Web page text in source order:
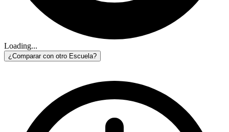
Loading...
¿Comparar con otro Escuela?